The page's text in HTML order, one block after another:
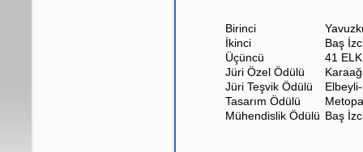
Birinci
İkinci
Baş
Üçüncü
41
Jüri Özel Ödülü
Jüri Teşvik Ödülü
Tasarım Ödülü
Mühendislik Ödülü Baş